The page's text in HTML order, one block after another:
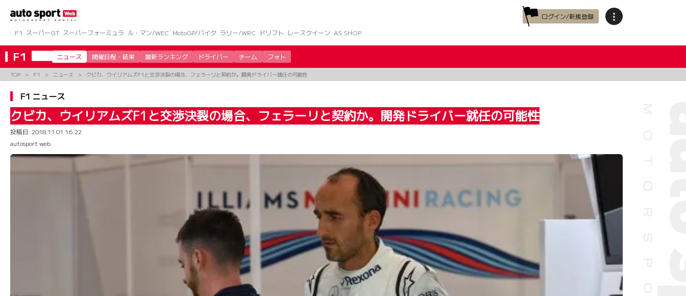
ツ
へ
ス
キ
ッ
ログイン/新規登録
F1
スーパーGT スーパーフォーミュラ ル・マン/WEC MotoGP/バイク ラリー/WRC ドリフト レースクイーン AS SHOP
F1 ニュース 開催日程・結果 最新ランキング ドライバー チーム フォト
TOP F1 ニュース クビカ、ウイリアムズF1と交渉決裂の場合、フェラーリと契約か。開発ドライバー就任の可能性
F1 ニュース
クビカ、ウイリアムズF1と交渉決裂の場合、フェラーリと契約か。開発ドライバー就任の可能性
投稿日: 2018.11.01 16:22
autosport web